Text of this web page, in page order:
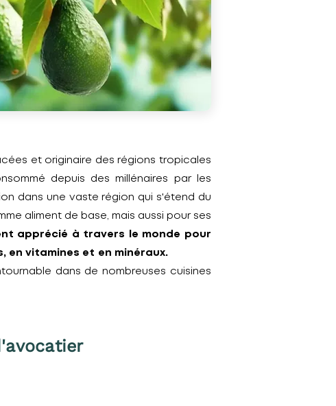
et originaire des régions tropicales
depuis des millénaires par les
dans une vaste région qui s'étend du
aliment de base, mais aussi pour ses
apprécié à travers le monde pour
en vitamines et en minéraux.
dans de nombreuses cuisines